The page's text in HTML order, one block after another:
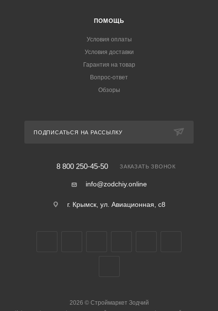
ПОМОЩЬ
Условия оплаты
Условия доставки
Гарантия на товар
Вопрос-ответ
Обзоры
ПОДПИСАТЬСЯ НА РАССЫЛКУ
8 800 250-45-50 ЗАКАЗАТЬ ЗВОНОК
info@zodchiy.online
г. Крымск, ул. Авиационная, с8
2026 ©Строймаркет Зодчий